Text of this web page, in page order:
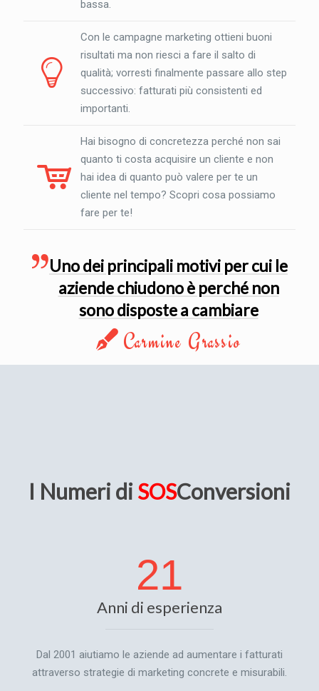
bassa.
Con le campagne marketing ottieni buoni
risultati ma non riesci a fare il salto di
qualità; vorresti finalmente passare allo step
successivo: fatturati più consistenti ed
importanti.
Hai bisogno di concretezza perché non sai
quanto ti costa acquisire un cliente e non
hai idea di quanto può valere per te un
cliente nel tempo? Scopri cosa possiamo
fare per te!
Uno dei principali motivi per cui le
aziende chiudono è perché non
sono disposte a cambiare
Carmine Grassio
I Numeri diSOSConversioni
21
Anni di esperienza
Dal 2001 aiutiamo le aziende ad aumentare i fatturati
attraverso strategie di marketing concrete e misurabili.